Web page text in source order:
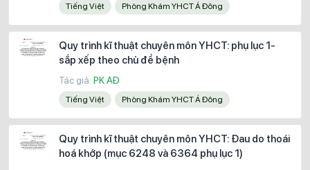
Tiếng Việt Phòng Khám YHCT Á Đông
Quy trình kĩ thuật chuyên môn YHCT: phụ lục 1-
sắp xếp theo chủ đề bệnh
Tác giả: PK AĐ
Tiếng Việt Phòng Khám YHCT Á Đông
Quy trình kĩ thuật chuyên môn YHCT: Đau do thoái
hoá khớp (mục 6248 và 6364 phụ lục 1)